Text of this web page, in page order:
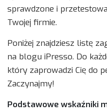
sprawdzone i
Twojej firmie.
Poniżej znajdziesz listę
na blogu iPresso. Do
który zaprowadzi Cię do
Zaczynajmy!
Podstawowe wskaźniki